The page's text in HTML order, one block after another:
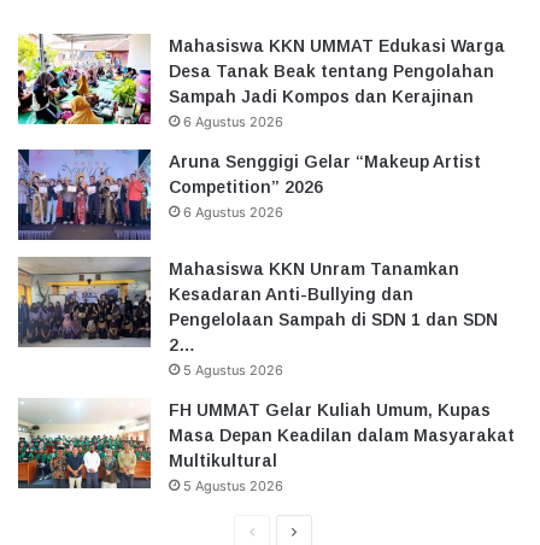
Mahasiswa KKN UMMAT Edukasi Warga
Desa Tanak Beak tentang Pengolahan
Sampah Jadi Kompos dan Kerajinan
6 Agustus 2026
Aruna Senggigi Gelar “Makeup Artist
Competition” 2026
6 Agustus 2026
Mahasiswa KKN Unram Tanamkan
Kesadaran Anti-Bullying dan
Pengelolaan Sampah di SDN 1 dan SDN
2…
5 Agustus 2026
FH UMMAT Gelar Kuliah Umum, Kupas
Masa Depan Keadilan dalam Masyarakat
Multikultural
5 Agustus 2026
HalamanHalaman